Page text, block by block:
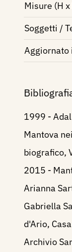
Misure (H x
Soggetti /
Aggiornato
1999 -
Mantova
biografico,
2015 -
Arianna
Gabriella
d'Ario,
Archivio